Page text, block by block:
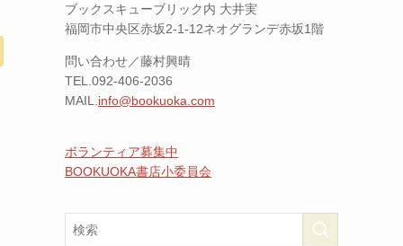
ブックスキューブリック内 大井実
福岡市中央区赤坂2-1-12ネオグランデ赤坂1階
問い合わせ／藤村興晴
TEL.092-406-2036
MAIL. info@bookuoka.com
ボランティア募集中
BOOKUOKA書店小委員会